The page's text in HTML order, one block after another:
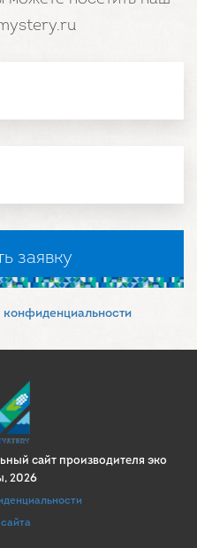
конфиденциальности
сайт производителя эко
, 2026